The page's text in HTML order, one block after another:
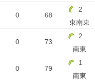
0 68
2
東南東
0 73
2
南東
0 79
1
南東